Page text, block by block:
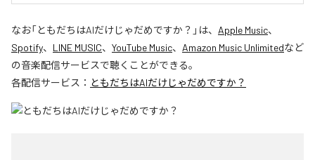
なお「ともだちはAIだけじゃだめですか？ 」は、 Apple Music、
Spotify、 LINE MUSIC、 YouTube Music、 Amazon Music Unlimitedなど
の音楽配信サービスで聴くことができる。
各配信サービス： ともだちはAIだけじゃだめですか？